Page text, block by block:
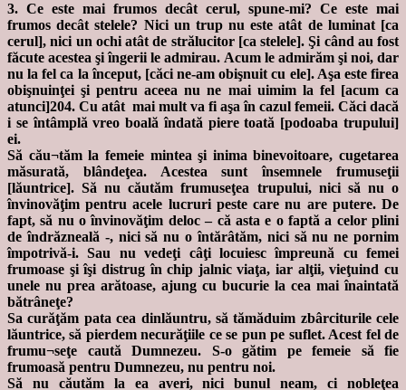
3. Ce este mai frumos decât cerul, spune-mi? Ce este mai
frumos decât stelele? Nici un trup nu este atât de luminat [ca
cerul], nici un ochi atât de strălucitor [ca stelele]. Şi când au fost
făcute acestea şi îngerii le admirau. Acum le admirăm şi noi, dar
nu la fel ca la început, [căci ne-am obişnuit cu ele]. Aşa este firea
obişnuinţei şi pentru aceea nu ne mai uimim la fel [acum ca
atunci]204. Cu atât mai mult va fi aşa în cazul femeii. Căci dacă
i se întâmplă vreo boală îndată piere toată [podoaba trupului]
ei.
Să cău¬tăm la femeie mintea şi inima binevoitoare, cugetarea
măsurată, blândeţea. Acestea sunt însemnele frumuseţii
[lăuntrice]. Să nu căutăm frumuseţea trupului, nici să nu o
învinovăţim pentru acele lucruri peste care nu are putere. De
fapt, să nu o învinovăţim deloc – că asta e o faptă a celor plini
de îndrăzneală -, nici să nu o întărâtăm, nici să nu ne pornim
împotrivă-i. Sau nu vedeţi câţi locuiesc împreună cu femei
frumoase şi îşi distrug în chip jalnic viaţa, iar alţii, vieţuind cu
unele nu prea arătoase, ajung cu bucurie la cea mai înaintată
bătrâneţe?
Sa curăţăm pata cea dinlăuntru, să tămăduim zbârciturile cele
lăuntrice, să pierdem necurăţiile ce se pun pe suflet. Acest fel de
frumu¬seţe caută Dumnezeu. S-o gătim pe femeie să fie
frumoasă pentru Dumnezeu, nu pentru noi.
Să nu căutăm la ea averi, nici bunul neam, ci nobleţea